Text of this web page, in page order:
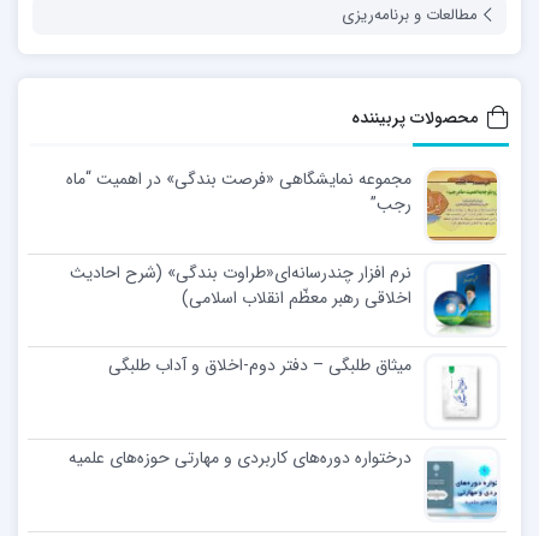
مطالعات و برنامه‌ریزی
محصولات پربیننده
مجموعه نمایشگاهی «فرصت بندگی» در اهمیت “ماه
رجب”
نرم افزار چندرسانه‌ای«طراوت بندگی» (شرح احادیث
اخلاقی رهبر معظّم انقلاب اسلامی)
میثاق طلبگی – دفتر دوم-اخلاق و آداب طلبگی
درختواره دوره‌های کاربردی و مهارتی حوزه‌های علمیه